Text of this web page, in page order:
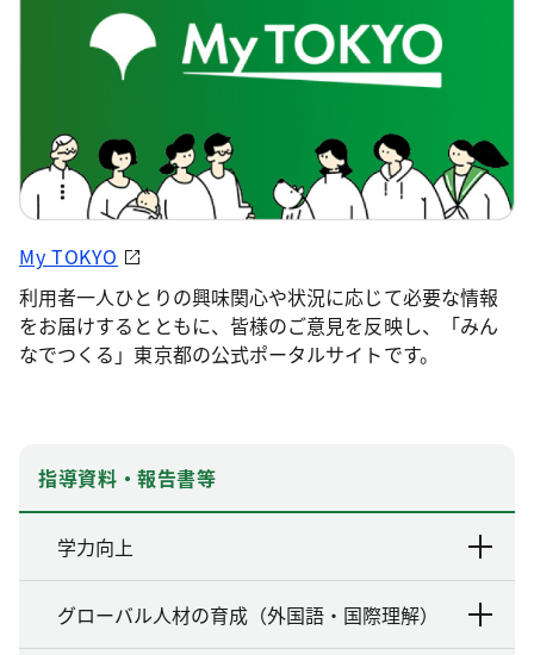
My TOKYO
利用者一人ひとりの興味関心や状況に応じて必要な情報
をお届けするとともに、皆様のご意見を反映し、「みん
なでつくる」東京都の公式ポータルサイトです。
指導資料・報告書等
学力向上
グローバル人材の育成（外国語・国際理解）